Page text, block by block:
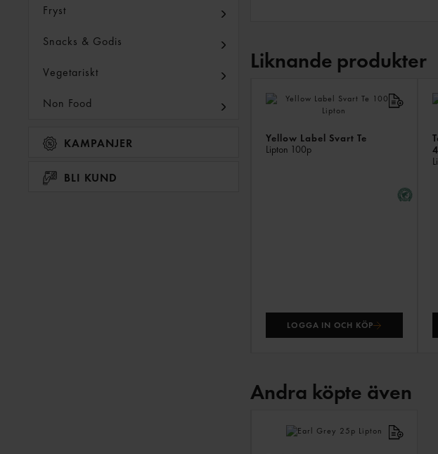
Fryst
Snacks & Godis
Vegetariskt
Non Food
KAMPANJER
BLI KUND
Liknande produkter
Yellow Label Svart Te
Lipton 100p
LOGGA IN OCH KÖP
Andra köpte även